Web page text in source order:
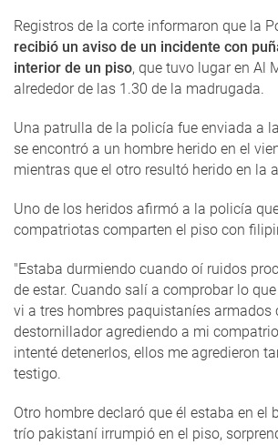
Registros de la corte informaron que la
recibió un aviso de un incidente con
interior de un piso, que tuvo lugar en Al
alrededor de las 1.30 de la madrugada.
Una patrulla de la policía fue enviada a
se encontró a un hombre herido en el
mientras que el otro resultó herido en la
Uno de los heridos afirmó a la policía
compatriotas comparten el piso con
"Estaba durmiendo cuando oí ruidos
de estar. Cuando salí a comprobar lo
vi a tres hombres paquistaníes armados
destornillador agrediendo a mi
intenté detenerlos, ellos me agredieron
testigo.
Otro hombre declaró que él estaba en el
trío pakistaní irrumpió en el piso,